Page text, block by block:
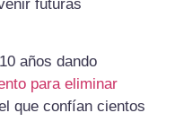
futuras
años dando
para eliminar
que confían cientos